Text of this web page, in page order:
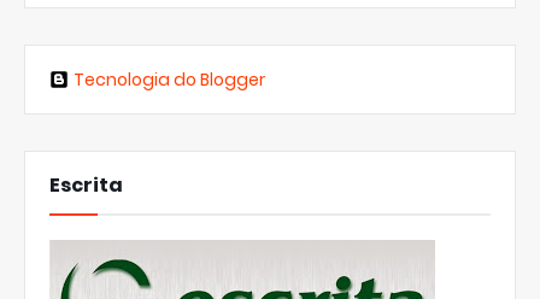
Tecnologia do Blogger
Escrita